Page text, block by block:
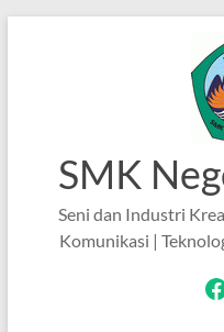
SMK
Seni dan Industri
Komunikasi |